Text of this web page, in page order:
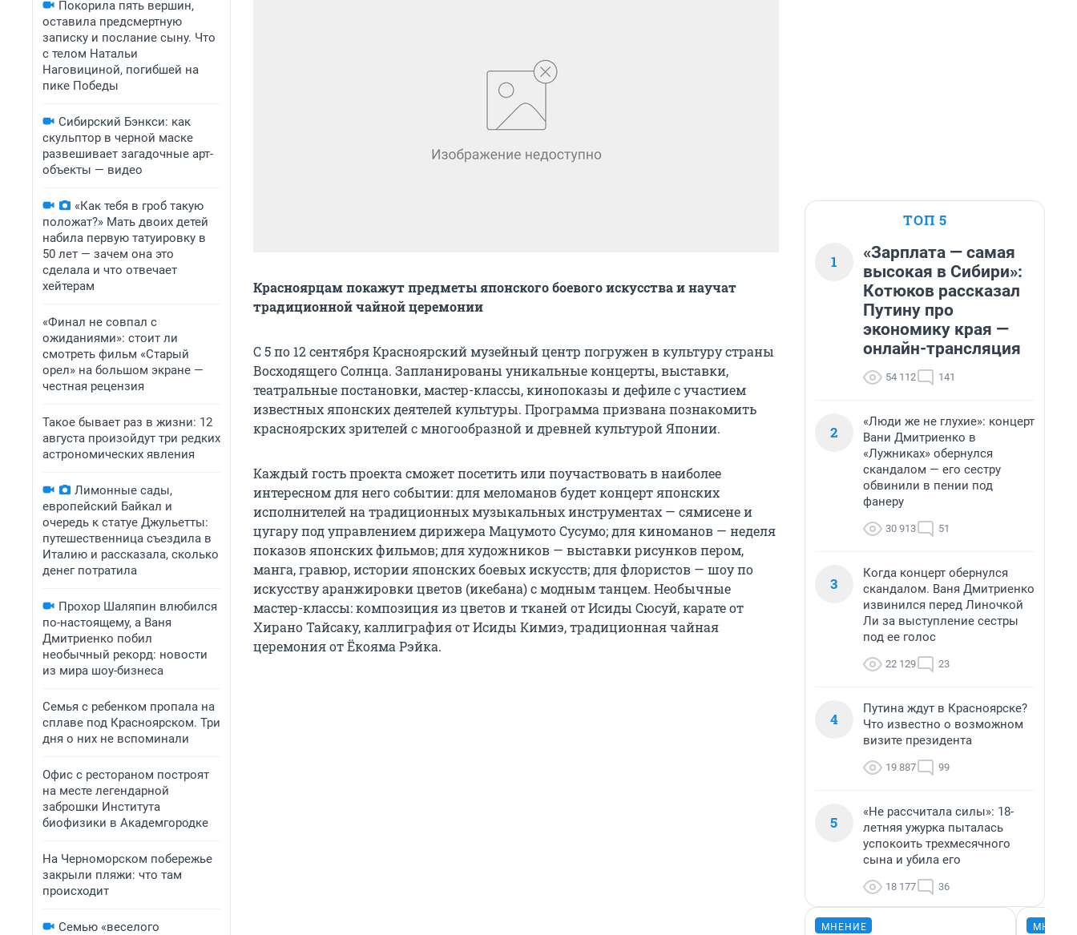
Покорила пять вершин,
оставила предсмертную
записку и послание сыну. Что
с телом Натальи
Наговициной, погибшей на
пике Победы
Сибирский Бэнкси: как
скульптор в черной маске
развешивает загадочные арт-
объекты — видео
«Как тебя в гроб такую
положат?» Мать двоих детей
набила первую татуировку в
50 лет — зачем она это
сделала и что отвечает
хейтерам
«Финал не совпал с
ожиданиями»: стоит ли
смотреть фильм «Старый
орел» на большом экране —
честная рецензия
Такое бывает раз в жизни: 12
августа произойдут три редких
астрономических явления
Лимонные сады,
европейский Байкал и
очередь к статуе Джульетты:
путешественница съездила в
Италию и рассказала, сколько
денег потратила
Прохор Шаляпин влюбился
по-настоящему, а Ваня
Дмитриенко побил
необычный рекорд: новости
из мира шоу-бизнеса
Семья с ребенком пропала на
сплаве под Красноярском. Три
дня о них не вспоминали
Офис с рестораном построят
на месте легендарной
заброшки Института
биофизики в Академгородке
На Черноморском побережье
закрыли пляжи: что там
происходит
Семью «веселого
Красноярцам покажут предметы японского боевого искусства и научат
традиционной чайной церемонии
С 5 по 12 сентября Красноярский музейный центр погружен в культуру страны
Восходящего Солнца. Запланированы уникальные концерты, выставки,
театральные постановки, мастер-классы, кинопоказы и дефиле с участием
известных японских деятелей культуры. Программа призвана познакомить
красноярских зрителей с многообразной и древней культурой Японии.
Каждый гость проекта сможет посетить или поучаствовать в наиболее
интересном для него событии: для меломанов будет концерт японских
исполнителей на традиционных музыкальных инструментах — сямисене и
цугару под управлением дирижера Мацумото Сусумо; для киноманов — неделя
показов японских фильмов; для художников — выставки рисунков пером,
манга, гравюр, истории японских боевых искусств; для флористов — шоу по
искусству аранжировки цветов (икебана) с модным танцем. Необычные
мастер-классы: композиция из цветов и тканей от Исиды Сюсуй, карате от
Хирано Тайсаку, каллиграфия от Исиды Кимиэ, традиционная чайная
церемония от Ёкояма Рэйка.
ТОП 5
1
«Зарплата — самая
высокая в Сибири»:
Котюков рассказал
Путину про
экономику края —
онлайн-трансляция
54 112 141
2
«Люди же не глухие»: концерт
Вани Дмитриенко в
«Лужниках» обернулся
скандалом — его сестру
обвинили в пении под
фанеру
30 913 51
3
Когда концерт обернулся
скандалом. Ваня Дмитриенко
извинился перед Линочкой
Ли за выступление сестры
под ее голос
22 129 23
4
Путина ждут в Красноярске?
Что известно о возможном
визите президента
19 887 99
5
«Не рассчитала силы»: 18-
летняя ужурка пыталась
успокоить трехмесячного
сына и убила его
18 177 36
МНЕНИЕ